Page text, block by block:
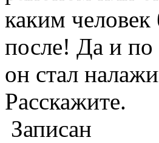
каким
после! Да и по
он стал
Расскажите.
Записан